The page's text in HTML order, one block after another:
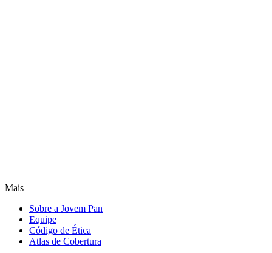
Mais
Sobre a Jovem Pan
Equipe
Código de Ética
Atlas de Cobertura